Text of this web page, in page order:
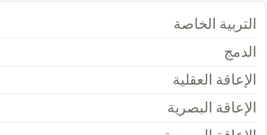
التربية الخاصة
الدمج
الإعاقة العقلية
الإعاقة البصرية